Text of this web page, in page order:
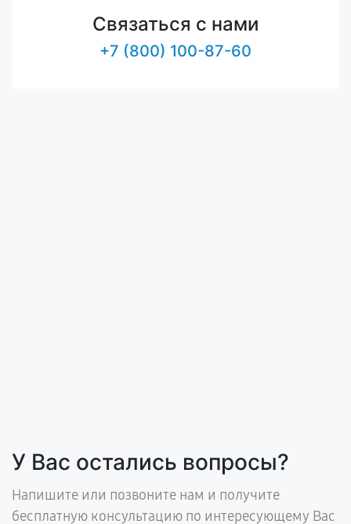
Связаться с нами
+7 (800) 100-87-60
У Вас остались вопросы?
Напишите или позвоните нам и получите
бесплатную консультацию по интересующему Вас